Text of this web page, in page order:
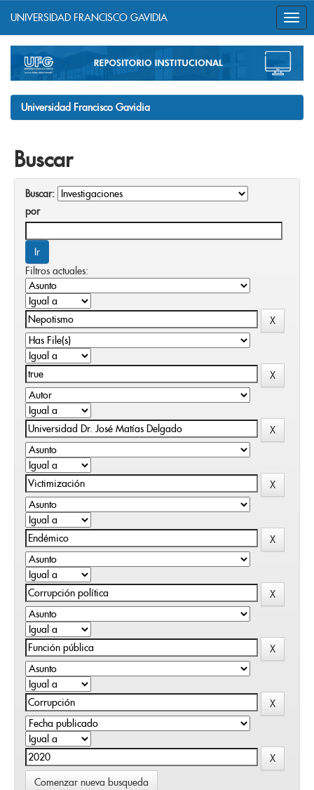
navigation
UNIVERSIDAD FRANCISCO GAVIDIA
Universidad Francisco Gavidia
Buscar
Buscar:
por
Filtros actuales:
Comenzar nueva busqueda